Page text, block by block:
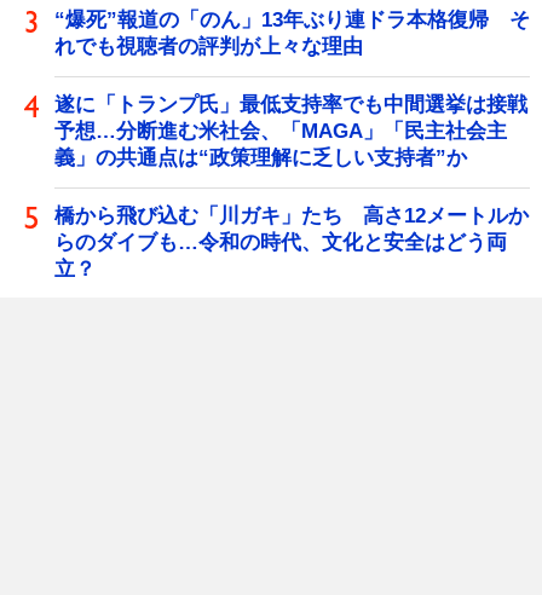
“爆死”報道の「のん」13年ぶり連ドラ本格復帰 そ
れでも視聴者の評判が上々な理由
遂に「トランプ氏」最低支持率でも中間選挙は接戦
予想…分断進む米社会、「MAGA」「民主社会主
義」の共通点は“政策理解に乏しい支持者”か
橋から飛び込む「川ガキ」たち 高さ12メートルか
らのダイブも…令和の時代、文化と安全はどう両
立？